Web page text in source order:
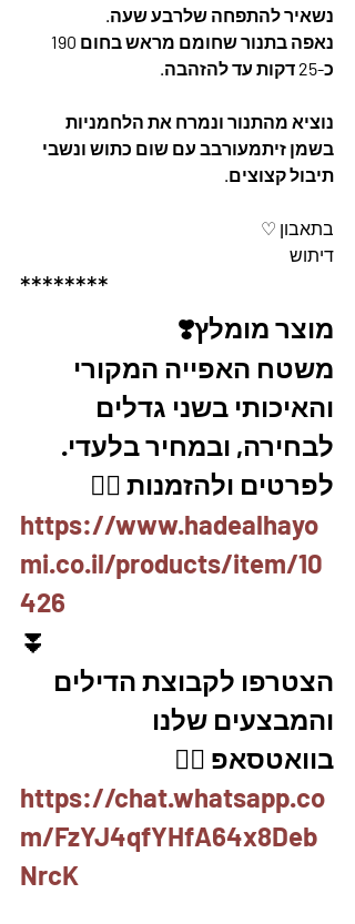
נשאיר להתפחה שלרבע שעה.
כ-25 דקות עד להזהבה.
נוציא מהתנור ונמרח את הלחמניות
בשמן זיתמעורבב עם שום כתוש ונשבי
תיבול קצוצים.
בתאבון ♡
דיתוש
********
מוצר מומלץ❣️
משטח האפייה המקורי
והאיכותי בשני גדלים
לבחירה, ובמחיר בלעדי.
לפרטים ולהזמנות 👇🏼
https://www.hadealhayo
mi.co.il/products/item/10
426
⏬
הצטרפו לקבוצת הדילים
והמבצעים שלנו
בוואטסאפ 👇🏽
https://chat.whatsapp.co
m/FzYJ4qfYHfA64x8Deb
NrcK